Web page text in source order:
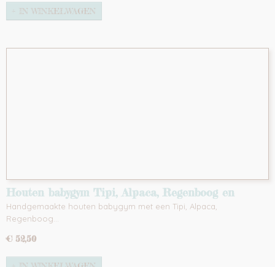
IN WINKELWAGEN
Houten babygym Tipi, Alpaca, Regenboog en
Cactus
Handgemaakte houten babygym met een Tipi, Alpaca,
Regenboog…
€ 52,50